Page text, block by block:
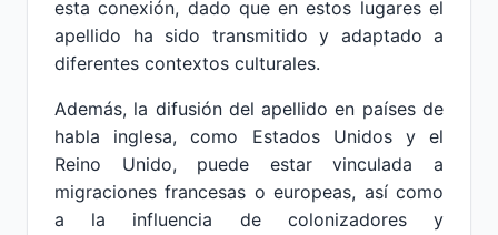
esta conexión, dado que en estos lugares el
apellido ha sido transmitido y adaptado a
diferentes contextos culturales.
Además, la difusión del apellido en países de
habla inglesa, como Estados Unidos y el
Reino Unido, puede estar vinculada a
migraciones francesas o europeas, así como
a la influencia de colonizadores y